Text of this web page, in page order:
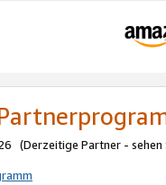
(Derzeitige Partner - sehen